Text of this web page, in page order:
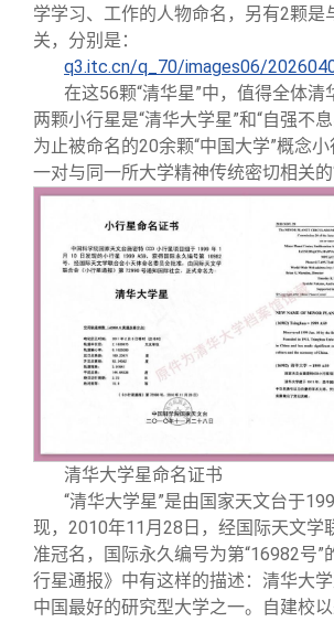
学学习、工作的人物命名，另有2颗是
关，分别是：
q3.itc.cn/q_70/images06/
在这56颗“清华星”中，值得全体清
两颗小行星是“清华大学星”和“自强不
为止被命名的20余颗“中国大学”概念
一对与同一所大学精神传统密切相关的“
清华大学星命名证书
“清华大学星”是由国家天文台于
现，2010年11月28日，经国际天文学
准冠名，国际永久编号为第“16982号”
行星通报》中有这样的描述：清华大
中国最好的研究型大学之一。自建校